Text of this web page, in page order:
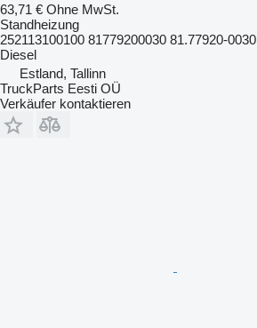
63,71 € Ohne MwSt.
Standheizung
252113100100 81779200030 81.77920-0030
Diesel
Estland, Tallinn
TruckParts Eesti OÜ
Verkäufer kontaktieren